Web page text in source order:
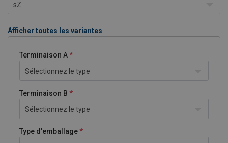
sZ
Afficher toutes les variantes
Terminaison A
Sélectionnez le type
Terminaison B
Sélectionnez le type
Type d'emballage